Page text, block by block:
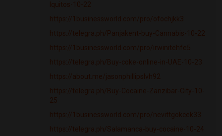
Iquitos-10-22
https://1businessworld.com/pro/ofochjkk3
https://telegra.ph/Panjakent-buy-Cannabis-10-22
https://1businessworld.com/pro/irwinitehfe5
https://telegra.ph/Buy-coke-online-in-UAE-10-23
https://about.me/jasonphillipslvh92
https://telegra.ph/Buy-Cocaine-Zanzibar-City-10-
25
https://1businessworld.com/pro/nevittgokcek33
https://telegra.ph/Salamanca-buy-cocaine-10-24